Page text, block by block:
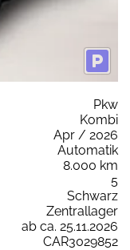
Pkw
Kombi
Apr / 2026
Automatik
8.000 km
5
Schwarz
Zentrallager
ab ca. 25.11.2026
CAR3029852